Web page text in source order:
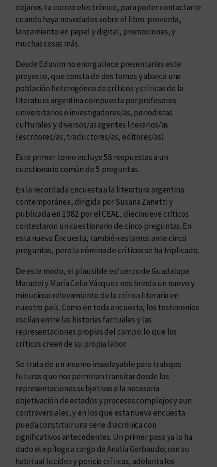
v
a
c
í
o
.
dejanos tu correo electrónico, para poder contactarte
cuando haya novedades sobre el libro: preventa,
lanzamiento en papel y digital, promociones, y
muchas cosas más.
Desde Eduvim no enorgullece presentarles este
proyecto, que consta de dos tomos y abarca una
población heterogénea de críticos y críticas de la
literatura argentina compuesta por profesores
universitarios e investigadores/as, periodistas
culturales y diversos/as agentes literarios/as
(escritores/as, traductores/as, editores/as).
Este primer tomo incluye 58 respuestas a un
cuestionario común de 5 preguntas.
En la recordada Encuesta a la literatura argentina
contemporánea, dirigida por Susana Zanetti y
publicada en 1982 por el CEAL, diecinueve críticos
contestaron un cuestionario de cinco preguntas. En
esta nueva Encuesta, también estamos ante cinco
preguntas, pero la nómina de críticos se ha triplicado.
De este modo, el plausible esfuerzo de Guadalupe
Maradei y María Celia Vázquez nos brinda un nuevo y
minucioso relevamiento de la crítica literaria en
nuestro país. Como en toda encuesta, los testimonios
oscilan entre las historias factuales y las
representaciones propias del campo: lo que los
críticos creen de su propia labor.
Se trata de un insumo insoslayable para trabajos
futuros que nos permitan transitar desde las
representaciones subjetivas a la necesaria
objetivación de estados y procesos complejos y aun
controversiales, y en los que esta nueva encuesta
pueda constituir una serie diacrónica con
significativos antecedentes. Un primer paso ya lo ha
dado el epílogo a cargo de Analía Gerbaudo; con su
habitual lucidez y pericia críticas, adelanta los